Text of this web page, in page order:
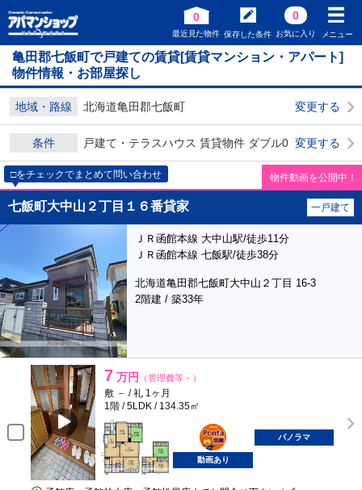
0
最近見た物件 保存した条件
0
お気に入り メニュー
亀田郡七飯町で戸建ての賃貸[賃貸マンション・アパート]
物件情報・お部屋探し
地域・路線 北海道亀田郡七飯町 変更する
条件 戸建て・テラスハウス 賃貸物件 ダブル0 変更する
□をチェックでまとめて問い合わせ 物件動画を公開中！
七飯町大中山２丁目１６番貸家 一戸建て
ＪＲ函館本線 大中山駅/徒歩11分
ＪＲ函館本線 七飯駅/徒歩38分
北海道亀田郡七飯町大中山２丁目 16-3
2階建 / 築33年
7 万円 （管理費等－）
敷 － / 礼 1ヶ月
1階 / 5LDK / 134.35㎡
ポンタ
部屋
パノラマ
動画あり